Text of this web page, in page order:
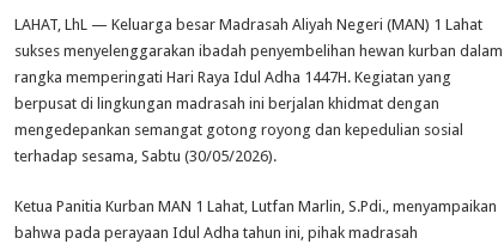
LAHAT, LhL — Keluarga besar Madrasah Aliyah Negeri (MAN) 1 Lahat
sukses menyelenggarakan ibadah penyembelihan hewan kurban dalam
rangka memperingati Hari Raya Idul Adha 1447H. Kegiatan yang
berpusat di lingkungan madrasah ini berjalan khidmat dengan
mengedepankan semangat gotong royong dan kepedulian sosial
terhadap sesama, Sabtu (30/05/2026).
Ketua Panitia Kurban MAN 1 Lahat, Lutfan Marlin, S.Pdi., menyampaikan
bahwa pada perayaan Idul Adha tahun ini, pihak madrasah